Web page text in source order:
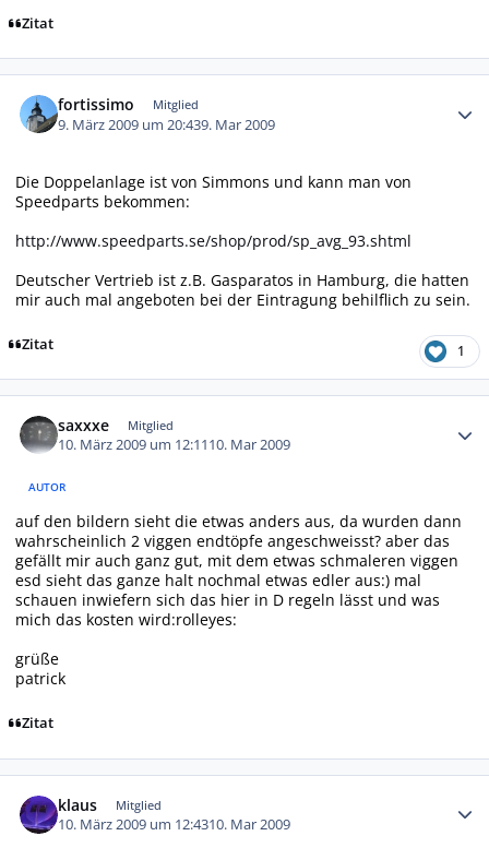
Zitat
fortissimo Mitglied
9. März 2009 um 20:439. Mar 2009
Die Doppelanlage ist von Simmons und kann man von
Speedparts bekommen:
http://www.speedparts.se/shop/prod/sp_avg_93.shtml
Deutscher Vertrieb ist z.B. Gasparatos in Hamburg, die hatten
mir auch mal angeboten bei der Eintragung behilflich zu sein.
Zitat 1
saxxxe Mitglied
10. März 2009 um 12:1110. Mar 2009
AUTOR
auf den bildern sieht die etwas anders aus, da wurden dann
wahrscheinlich 2 viggen endtöpfe angeschweisst? aber das
gefällt mir auch ganz gut, mit dem etwas schmaleren viggen
esd sieht das ganze halt nochmal etwas edler aus:) mal
schauen inwiefern sich das hier in D regeln lässt und was
mich das kosten wird:rolleyes:
grüße
patrick
Zitat
klaus Mitglied
10. März 2009 um 12:4310. Mar 2009